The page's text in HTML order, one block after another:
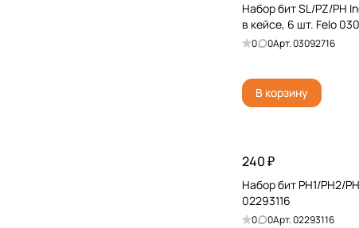
Набор бит SL/PZ/PH
в кейсе, 6 шт. Felo
0 0Арт.03092716
В корзину
240 ₽
Набор бит PH1/PH2/
02293116
0 0Арт.02293116